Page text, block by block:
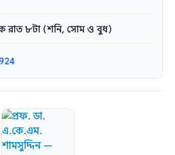
রাত ৮টা (শনি, সোম ও বুধ)